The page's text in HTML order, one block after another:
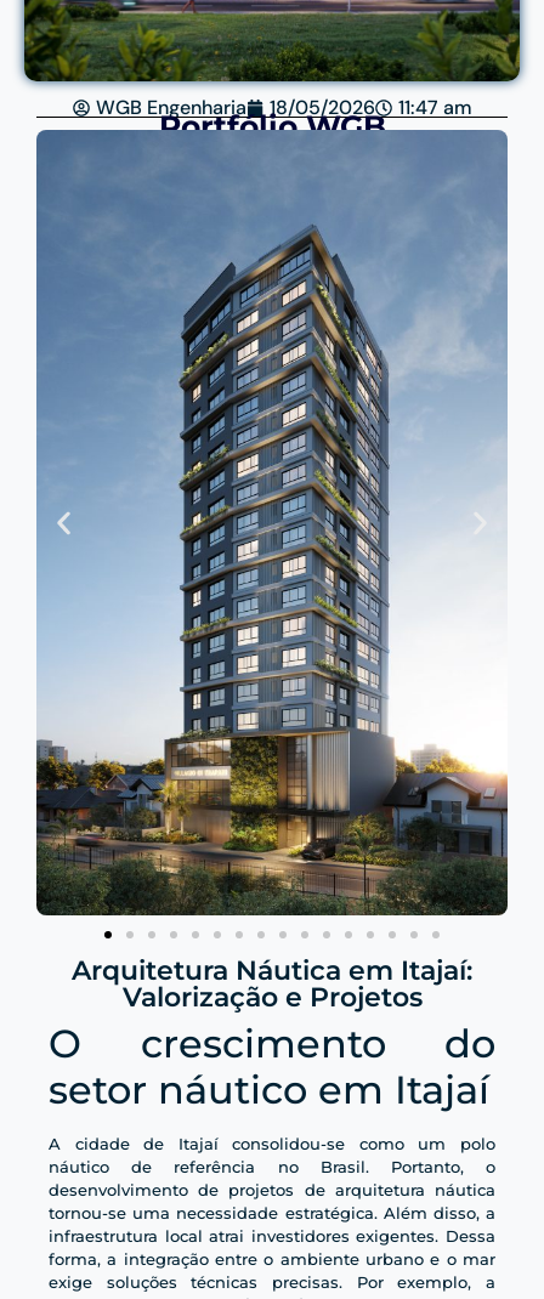
WGB Engenharia 18/05/2026 11:47 am
Portfólio WGB
Arquitetura Náutica em Itajaí:
Valorização e Projetos
O crescimento do
setor náutico em Itajaí
A cidade de Itajaí consolidou-se como um polo
náutico de referência no Brasil. Portanto, o
desenvolvimento de projetos de arquitetura náutica
tornou-se uma necessidade estratégica. Além disso, a
infraestrutura local atrai investidores exigentes. Dessa
forma, a integração entre o ambiente urbano e o mar
exige soluções técnicas precisas. Por exemplo, a